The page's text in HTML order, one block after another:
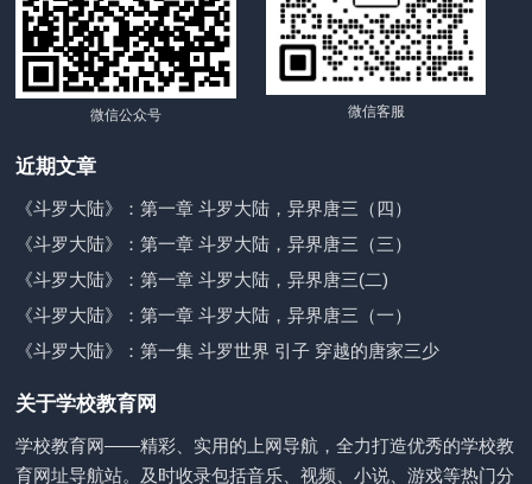
微信公众号 微信客服
近期文章
《斗罗大陆》：第一章 斗罗大陆，异界唐三（四）
《斗罗大陆》：第一章 斗罗大陆，异界唐三（三）
《斗罗大陆》：第一章 斗罗大陆，异界唐三(二)
《斗罗大陆》：第一章 斗罗大陆，异界唐三（一）
《斗罗大陆》：第一集 斗罗世界 引子 穿越的唐家三少
关于学校教育网
学校教育网——精彩、实用的上网导航，全力打造优秀的学校教
育网址导航站。及时收录包括音乐、视频、小说、游戏等热门分